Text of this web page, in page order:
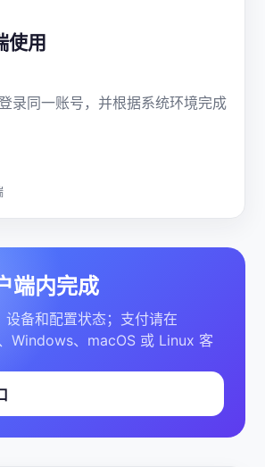
使用
录同一账号，并根据系统环境完成
端内完成
设备和配置状态；支付请在
Windows、macOS 或 Linux 客